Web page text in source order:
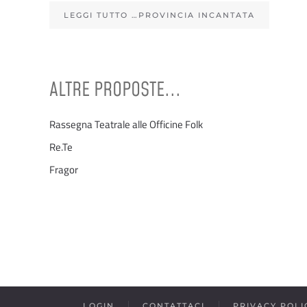
LEGGI TUTTO …PROVINCIA INCANTATA
ALTRE PROPOSTE...
Rassegna Teatrale alle Officine Folk
Re.Te
Fragor